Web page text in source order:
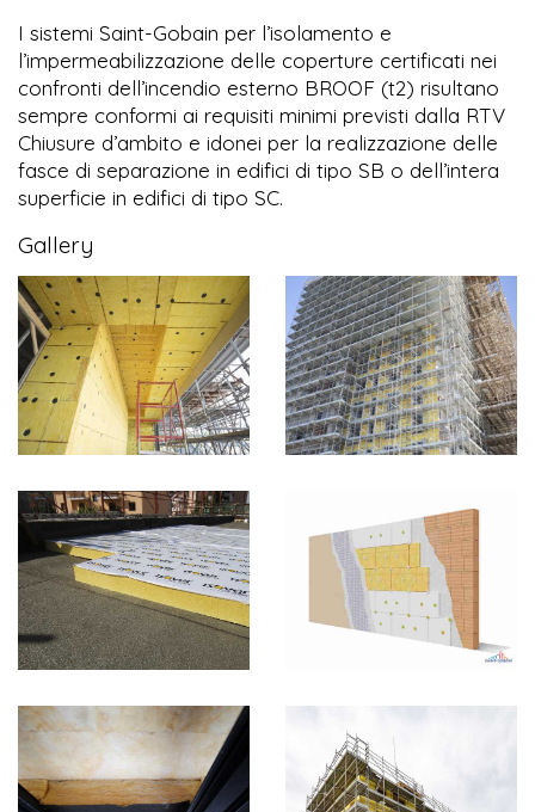
I sistemi Saint-Gobain per l’isolamento e
l’impermeabilizzazione delle coperture certificati nei
confronti dell’incendio esterno BROOF (t2) risultano
sempre conformi ai requisiti minimi previsti dalla RTV
Chiusure d’ambito e idonei per la realizzazione delle
fasce di separazione in edifici di tipo SB o dell’intera
superficie in edifici di tipo SC.
Gallery